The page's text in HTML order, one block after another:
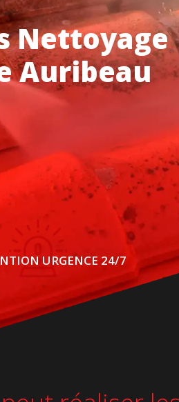
Nettoyage
Auribeau
URGENCE 24/7